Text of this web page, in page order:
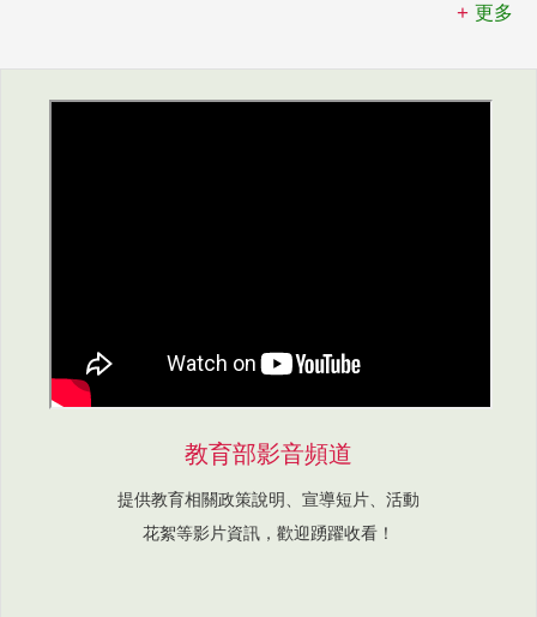
更多
教育部影音頻道
提供教育相關政策說明、宣導短片、活動
花絮等影片資訊，歡迎踴躍收看！